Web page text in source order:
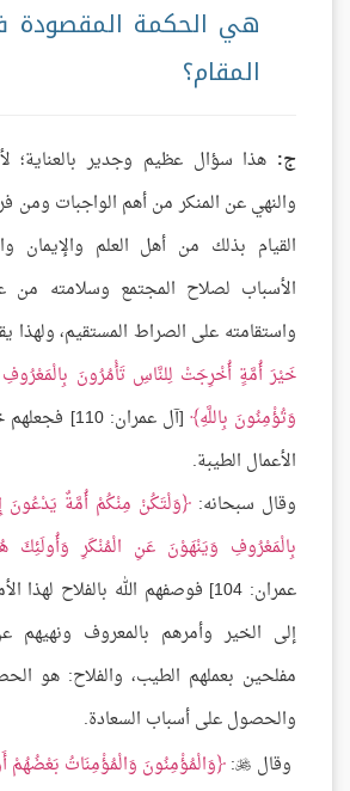
هي الحكمة
المقام؟
ج: هذا سؤال عظيم وجدير بالعناية؛
والنهي عن المنكر من أهم الواجبات ومن
القيام بذلك من أهل العلم والإيمان
الأسباب لصلاح المجتمع وسلامته من
واستقامته على الصراط المستقيم، ولهذا
خَيْرَ أُمَّةٍ أُخْرِجَتْ لِلنَّاسِ تَأْمُرُونَ
وَتُؤْمِنُونَ بِاللَّهِ
[آل عمران:
الأعمال الطيبة.
وقال سبحانه: وَلْتَكُنْ مِنْكُمْ أُمَّةٌ يَدْعُونَ
بِالْمَعْرُوفِ وَيَنْهَوْنَ عَنِ الْمُنْكَرِ وَأُولَئِكَ
عمران: 104] فوصفهم الله بالفلاح
إلى الخير وأمرهم بالمعروف ونهيهم
مفلحين بعملهم الطيب، والفلاح: هو
والحصول على أسباب السعادة.
وقال 
: وَالْمُؤْمِنُونَ وَالْمُؤْمِنَاتُ بَعْضُهُمْ